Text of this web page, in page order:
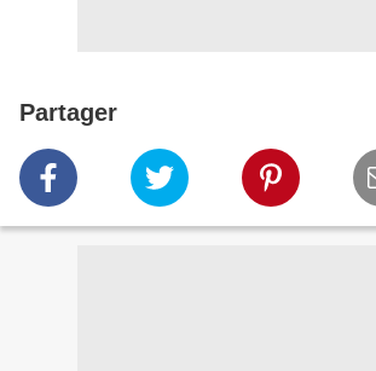
Partager